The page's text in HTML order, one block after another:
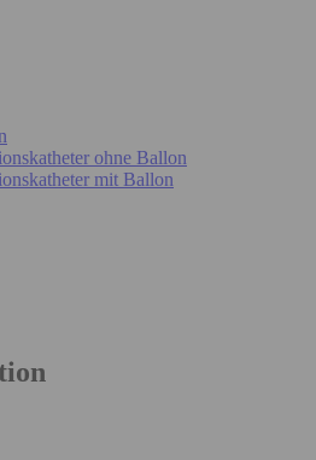
ohne Ballon
mit Ballon